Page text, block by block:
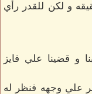
و لكن للقدر رأي
و قضينا علي فايز
علي وجهه فنظر له